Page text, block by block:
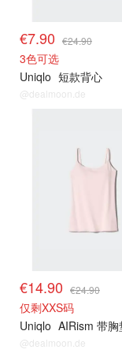
€7.90 €24.90
3色可选
Uniqlo 短款背心
@dealmoon.de
€14.90 €24.90
仅剩XXS码
Uniqlo AIRism 带
@dealmoon.de